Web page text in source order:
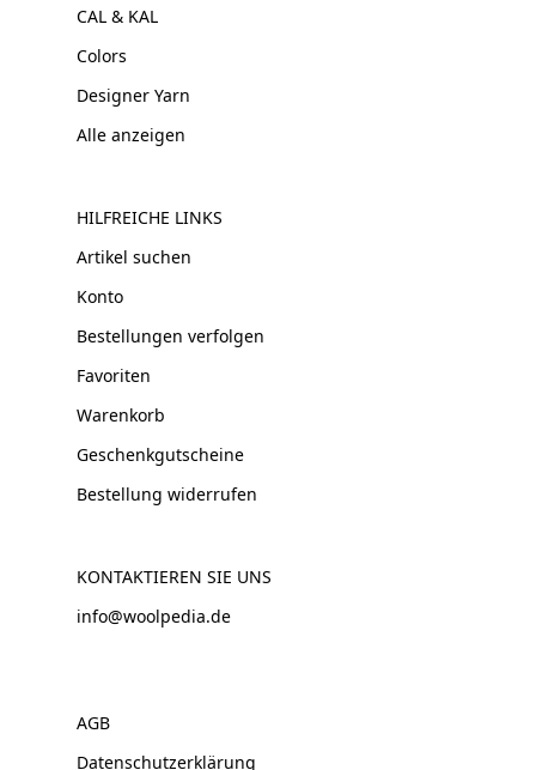
CAL & KAL
Colors
Designer Yarn
Alle anzeigen
HILFREICHE LINKS
Artikel suchen
Konto
Bestellungen verfolgen
Favoriten
Warenkorb
Geschenkgutscheine
Bestellung widerrufen
KONTAKTIEREN SIE UNS
info@woolpedia.de
AGB
Datenschutzerklärung